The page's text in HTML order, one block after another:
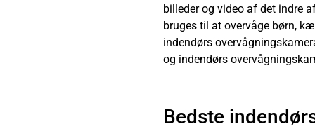
billeder og video af det indre
bruges til at overvåge børn,
indendørs
og indendørs
Bedste